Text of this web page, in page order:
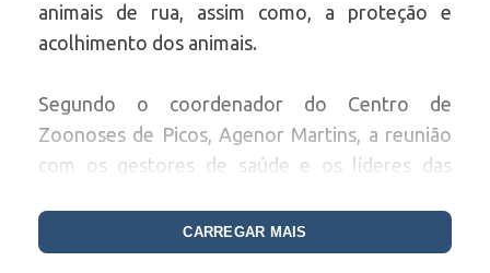
animais de rua, assim como, a proteção e
acolhimento dos animais.
Segundo o coordenador do Centro de
Zoonoses de Picos, Agenor Martins, a reunião
com os gestores de saúde e os líderes das
denominador comum entre todos e que seja a
melhor solução para controlar a procriação de
CARREGAR MAIS